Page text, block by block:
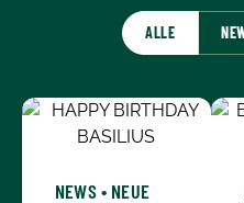
ALLE
NEWS • NEUE